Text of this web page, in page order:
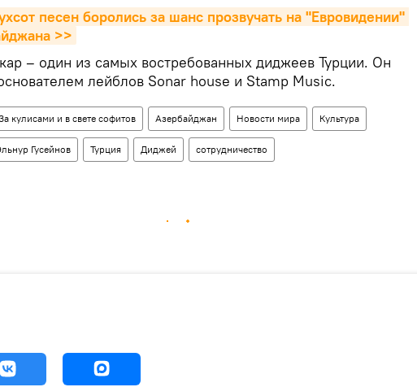
песен боролись за шанс прозвучать на "Евровидении"
>>
– один из самых востребованных диджеев Турции. Он
лейблов Sonar house и Stamp Music.
кулисами и в свете софитов Азербайджан Новости мира Культура
Гусейнов Турция Диджей сотрудничество